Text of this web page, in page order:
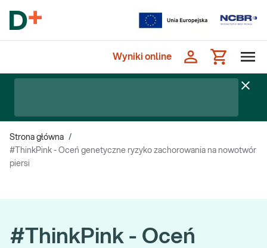
Wyniki online
Strona główna /
#ThinkPink - Oceń genetyczne ryzyko zachorowania na nowotwór
piersi
#ThinkPink - Oceń